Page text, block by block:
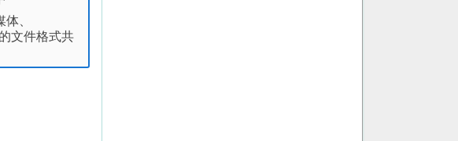
、
文件格式共